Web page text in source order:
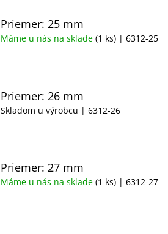
Priemer: 25 mm
Máme u nás na sklade (1 ks) | 6312-25
Priemer: 26 mm
Skladom u výrobcu | 6312-26
Priemer: 27 mm
Máme u nás na sklade (1 ks) | 6312-27